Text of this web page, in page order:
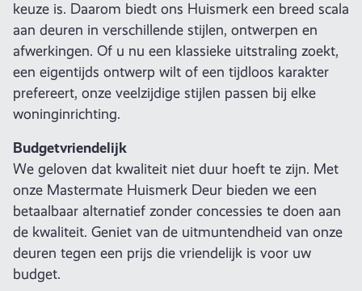
keuze is. Daarom biedt ons Huismerk een breed scala
aan deuren in verschillende stijlen, ontwerpen en
afwerkingen. Of u nu een klassieke uitstraling zoekt,
een eigentijds ontwerp wilt of een tijdloos karakter
prefereert, onze veelzijdige stijlen passen bij elke
woninginrichting.
Budgetvriendelijk
We geloven dat kwaliteit niet duur hoeft te zijn. Met
onze Mastermate Huismerk Deur bieden we een
betaalbaar alternatief zonder concessies te doen aan
de kwaliteit. Geniet van de uitmuntendheid van onze
deuren tegen een prijs die vriendelijk is voor uw
budget.